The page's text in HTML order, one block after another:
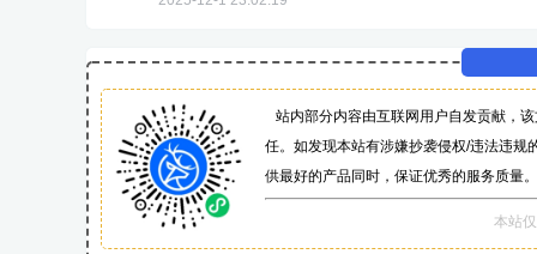
站内部分内容由互联网用户自发贡献，
任。如发现本站有涉嫌抄袭侵权/违法违规
供最好的产品同时，保证优秀的服务质量。
本站